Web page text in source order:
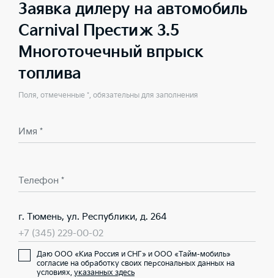
Заявка дилеру на автомобиль
Carnival Престиж 3.5
Многоточечный впрыск
топлива
Поля, отмеченные *, обязательны для заполнения
Имя *
Телефон *
г. Тюмень, ул. Республики, д. 264
+7 (345) 229-00-02
Даю ООО «Киа Россия и СНГ» и ООО «Тайм-мобиль»
согласие на обработку своих персональных данных на
условиях, указанных здесь